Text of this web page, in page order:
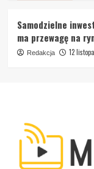
Samodzielne
ma przewagę na
Redakcja 12